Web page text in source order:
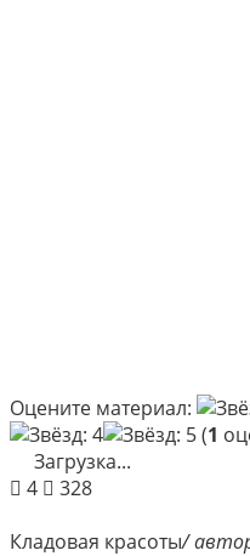
Оцените материал:
(1
Загрузка...
4
328
Кладовая красоты/